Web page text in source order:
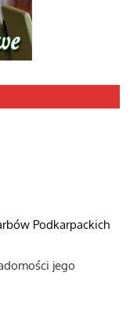
Podkarpackich
jego